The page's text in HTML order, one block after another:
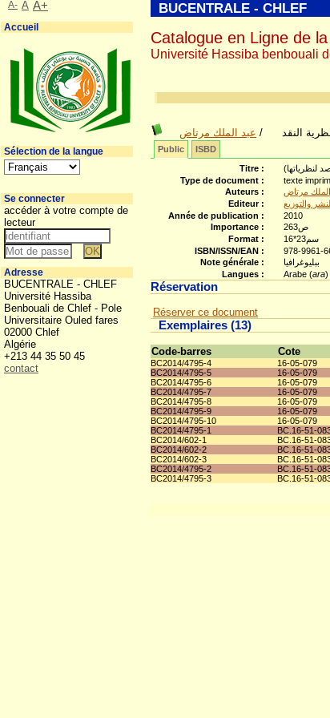
النقد / عبد الملك مرتاض
Public
ISBD
Titre :
لنظرياتها)
Type de document :
texte
Auteurs :
مرتاض
Editeur :
والتوزيع
Année de publication :
2010
Importance :
263ص
Format :
16*23سم
ISBN/ISSN/EAN :
978-9961-
Note générale :
ببليوغرافيا
Langues :
Arabe (ara)
Réservation
Réserver ce document
Exemplaires (13)
Code-barres Cote
BC2014/4795-4 16-05-079
BC2014/4795-5
16-05-079
BC2014/4795-6
16-05-079
BC2014/4795-7
16-05-079
BC2014/4795-8
16-05-079
BC2014/4795-9
16-05-079
BC2014/4795-10
16-05-079
BC2014/4795-1
BC.16-51-
BC2014/602-1
BC.16-51-
BC2014/602-2
BC.16-51-
BC2014/602-3
BC.16-51-
BC2014/4795-2
BC.16-51-
BC2014/4795-3
BC.16-51-
BUCENTRALE - CHLEF
Catalogue en Ligne de
Université Hassiba benbouali
A- A A+
Accueil
Sélection de la langue
Se connecter
accéder à votre compte de
lecteur
Adresse
BUCENTRALE - CHLEF
Université Hassiba
Benbouali de Chlef - Pole
Universitaire Ouled fares
02000 Chlef
Algérie
+213 44 35 50 45
contact